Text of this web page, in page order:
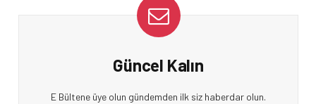
Güncel Kalın
E Bültene üye olun gündemden ilk siz haberdar olun.